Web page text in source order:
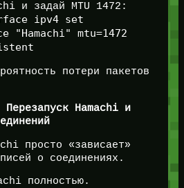
и задай MTU 1472:
ipv4 set
"Hamachi" mtu=1472
потери пакетов
Hamachi и
просто «зависает»
о соединениях.
полностью.